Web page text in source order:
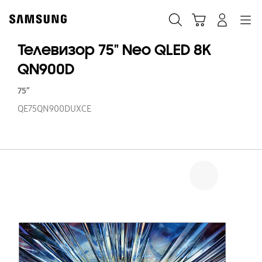
content
Телевизор 75" Neo QLED 8K
QN900D
75”
QE75QN900DUXCE